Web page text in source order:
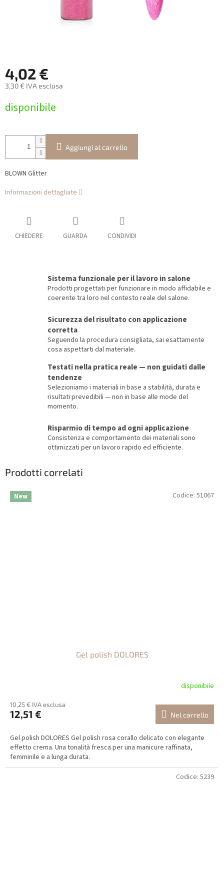
4,02 €
3,30 € IVA esclusa
della
disponibile
Aggiungi al carrello
BLOWN Glitter
Informazioni dettagliate
CHIEDERE GUARDA CONDIVIDI
Sistema funzionale per il lavoro in salone
Prodotti progettati per funzionare in modo affidabile e
coerente tra loro nel contesto reale del salone.
Sicurezza del risultato con applicazione
corretta
Seguendo la procedura consigliata, sai esattamente
cosa aspettarti dal materiale.
Testati nella pratica reale — non guidati dalle
tendenze
Selezioniamo i materiali in base a stabilità, durata e
risultati prevedibili — non in base alle mode del
momento.
Risparmio di tempo ad ogni applicazione
Consistenza e comportamento dei materiali sono
ottimizzati per un lavoro rapido ed efficiente.
Prodotti correlati
New
Gel polish DOLORES
disponibile
10,25 € IVA esclusa
12,51 € Nel carrello
Gel polish DOLORES Gel polish rosa corallo delicato con elegante
effetto crema. Una tonalità fresca per una manicure raffinata,
femminile e a lunga durata.
Codice: 51067
Codice: 5239